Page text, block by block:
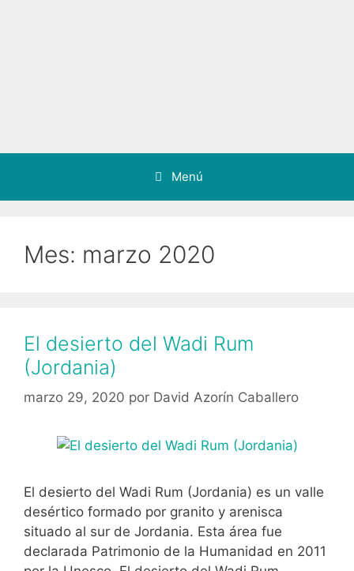
Menú
Mes: marzo 2020
El desierto del Wadi Rum
(Jordania)
marzo 29, 2020 por David Azorín Caballero
El desierto del Wadi Rum (Jordania) es un valle
desértico formado por granito y arenisca
situado al sur de Jordania. Esta área fue
declarada Patrimonio de la Humanidad en 2011